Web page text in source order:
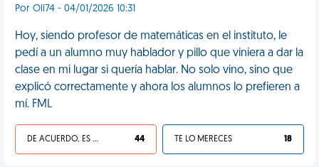
Por Oli74 - 04/01/2026 10:31
Hoy, siendo profesor de matemáticas en el instituto, le
pedí a un alumno muy hablador y pillo que viniera a dar la
clase en mi lugar si quería hablar. No solo vino, sino que
explicó correctamente y ahora los alumnos lo prefieren a
mí. FML
DE ACUERDO, ES UNA VIDA HP 44 TE LO MERECES 18